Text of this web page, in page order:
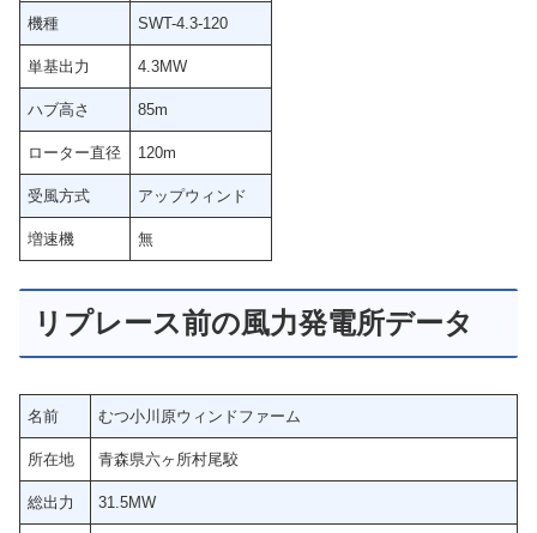
機種 SWT-4.3-120
単基出力 4.3MW
ハブ高さ 85m
ローター直径 120m
受風方式 アップウィンド
増速機 無
リプレース前の風力発電所データ
名前 むつ小川原ウィンドファーム
所在地 青森県六ヶ所村尾駮
総出力 31.5MW